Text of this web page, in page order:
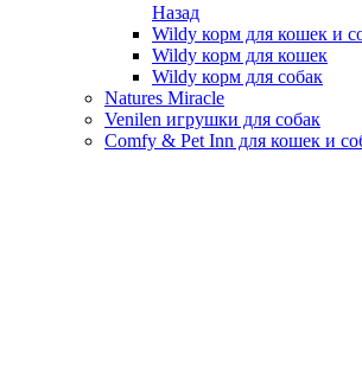
Назад
Wildy корм для кошек и
Wildy корм для кошек
Wildy корм для собак
Natures Miracle
Venilen игрушки для собак
Comfy & Pet Inn для кошек и